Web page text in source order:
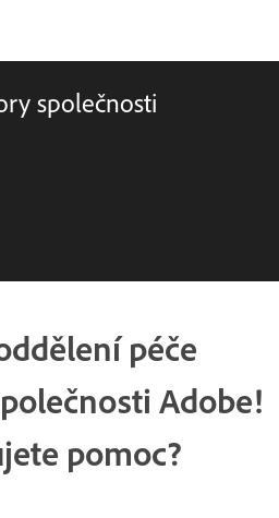
společnosti
péče
Adobe!
pomoc?